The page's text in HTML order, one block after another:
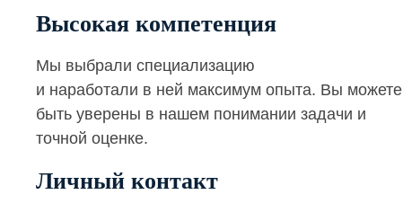
Высокая компетенция
Мы выбрали специализацию
и наработали в ней максимум опыта. Вы можете
быть уверены в нашем понимании задачи и
точной оценке.
Личный контакт